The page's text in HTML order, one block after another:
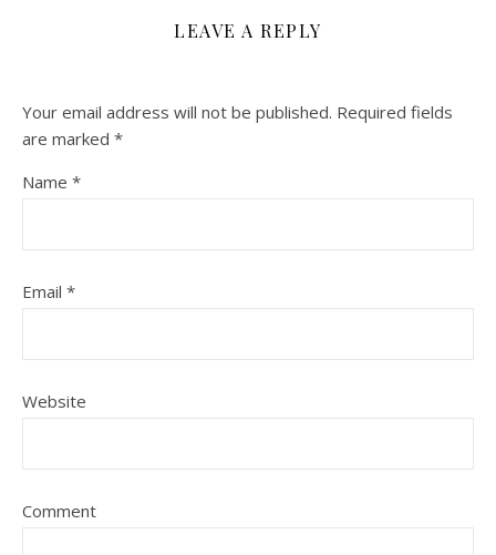
LEAVE A REPLY
Your email address will not be published. Required fields
are marked *
Name *
Email *
Website
Comment